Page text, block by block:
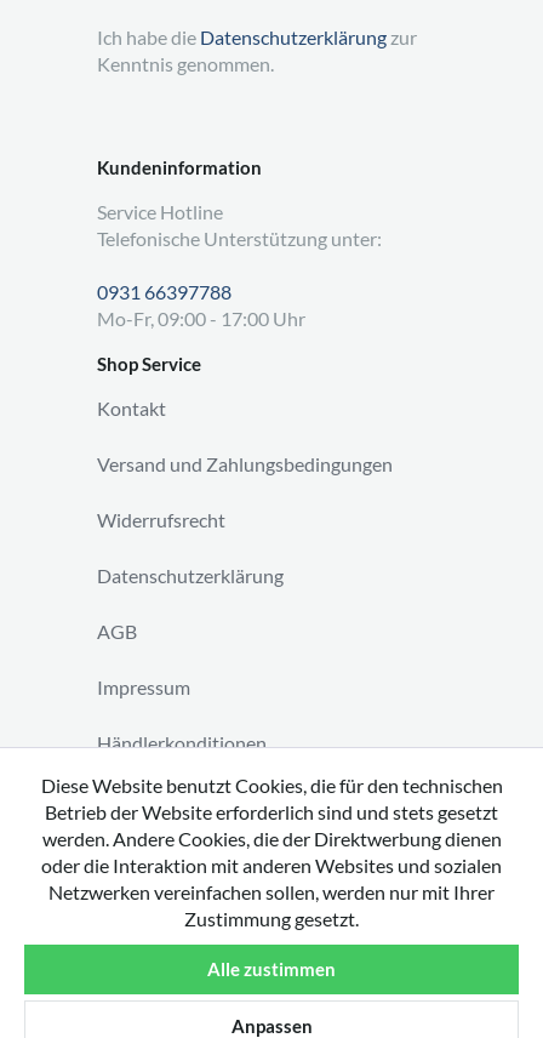
Kundeninformation
Service Hotline
Telefonische Unterstützung unter:
0931 66397788
Mo-Fr, 09:00 - 17:00 Uhr
Shop Service
Kontakt
Versand und Zahlungsbedingungen
Widerrufsrecht
Datenschutzerklärung
AGB
Impressum
Händlerkonditionen
Vertrag widerrufen
Ich habe die Datenschutzerklärung zur
Kenntnis genommen.
Diese Website benutzt Cookies, die für den technischen
Betrieb der Website erforderlich sind und stets gesetzt
werden. Andere Cookies, die der Direktwerbung dienen
oder die Interaktion mit anderen Websites und sozialen
Netzwerken vereinfachen sollen, werden nur mit Ihrer
Zustimmung gesetzt.